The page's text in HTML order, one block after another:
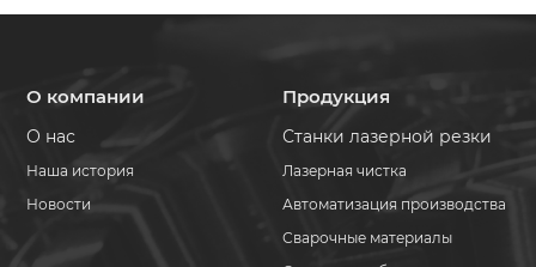
О компании
О нас
Наша история
Новости
Продукция
Станки лазерной резки
Лазерная чистка
Автоматизация производства
Сварочные материалы